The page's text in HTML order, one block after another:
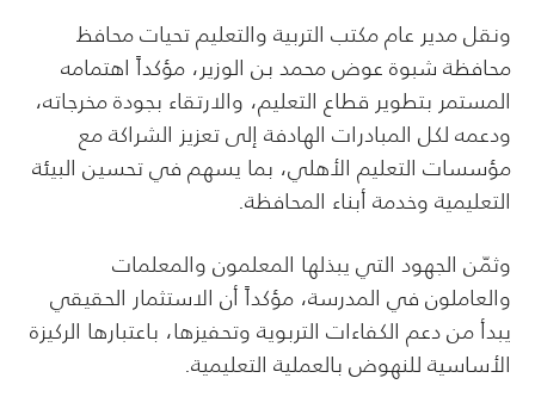
ونقل مدير عام مكتب التربية والتعليم تحيات محافظ
محافظة شبوة عوض محمد بن الوزير، مؤكداً اهتمامه
المستمر بتطوير قطاع التعليم، والارتقاء بجودة مخرجاته،
ودعمه لكل المبادرات الهادفة إلى تعزيز الشراكة مع
مؤسسات التعليم الأهلي، بما يسهم في تحسين البيئة
التعليمية وخدمة أبناء المحافظة.
وثمّن الجهود التي يبذلها المعلمون والمعلمات
والعاملون في المدرسة، مؤكداً أن الاستثمار الحقيقي
يبدأ من دعم الكفاءات التربوية وتحفيزها، باعتبارها الركيزة
الأساسية للنهوض بالعملية التعليمية.